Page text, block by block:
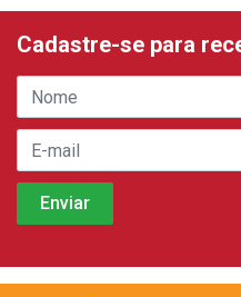
Cadastre-se para